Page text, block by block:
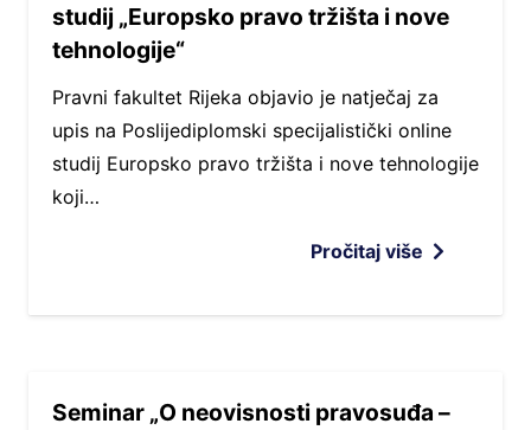
studij „Europsko pravo tržišta i nove
tehnologije“
Pravni fakultet Rijeka objavio je natječaj za
upis na Poslijediplomski specijalistički online
studij Europsko pravo tržišta i nove tehnologije
koji…
Pročitaj više
Seminar „O neovisnosti pravosuđa –